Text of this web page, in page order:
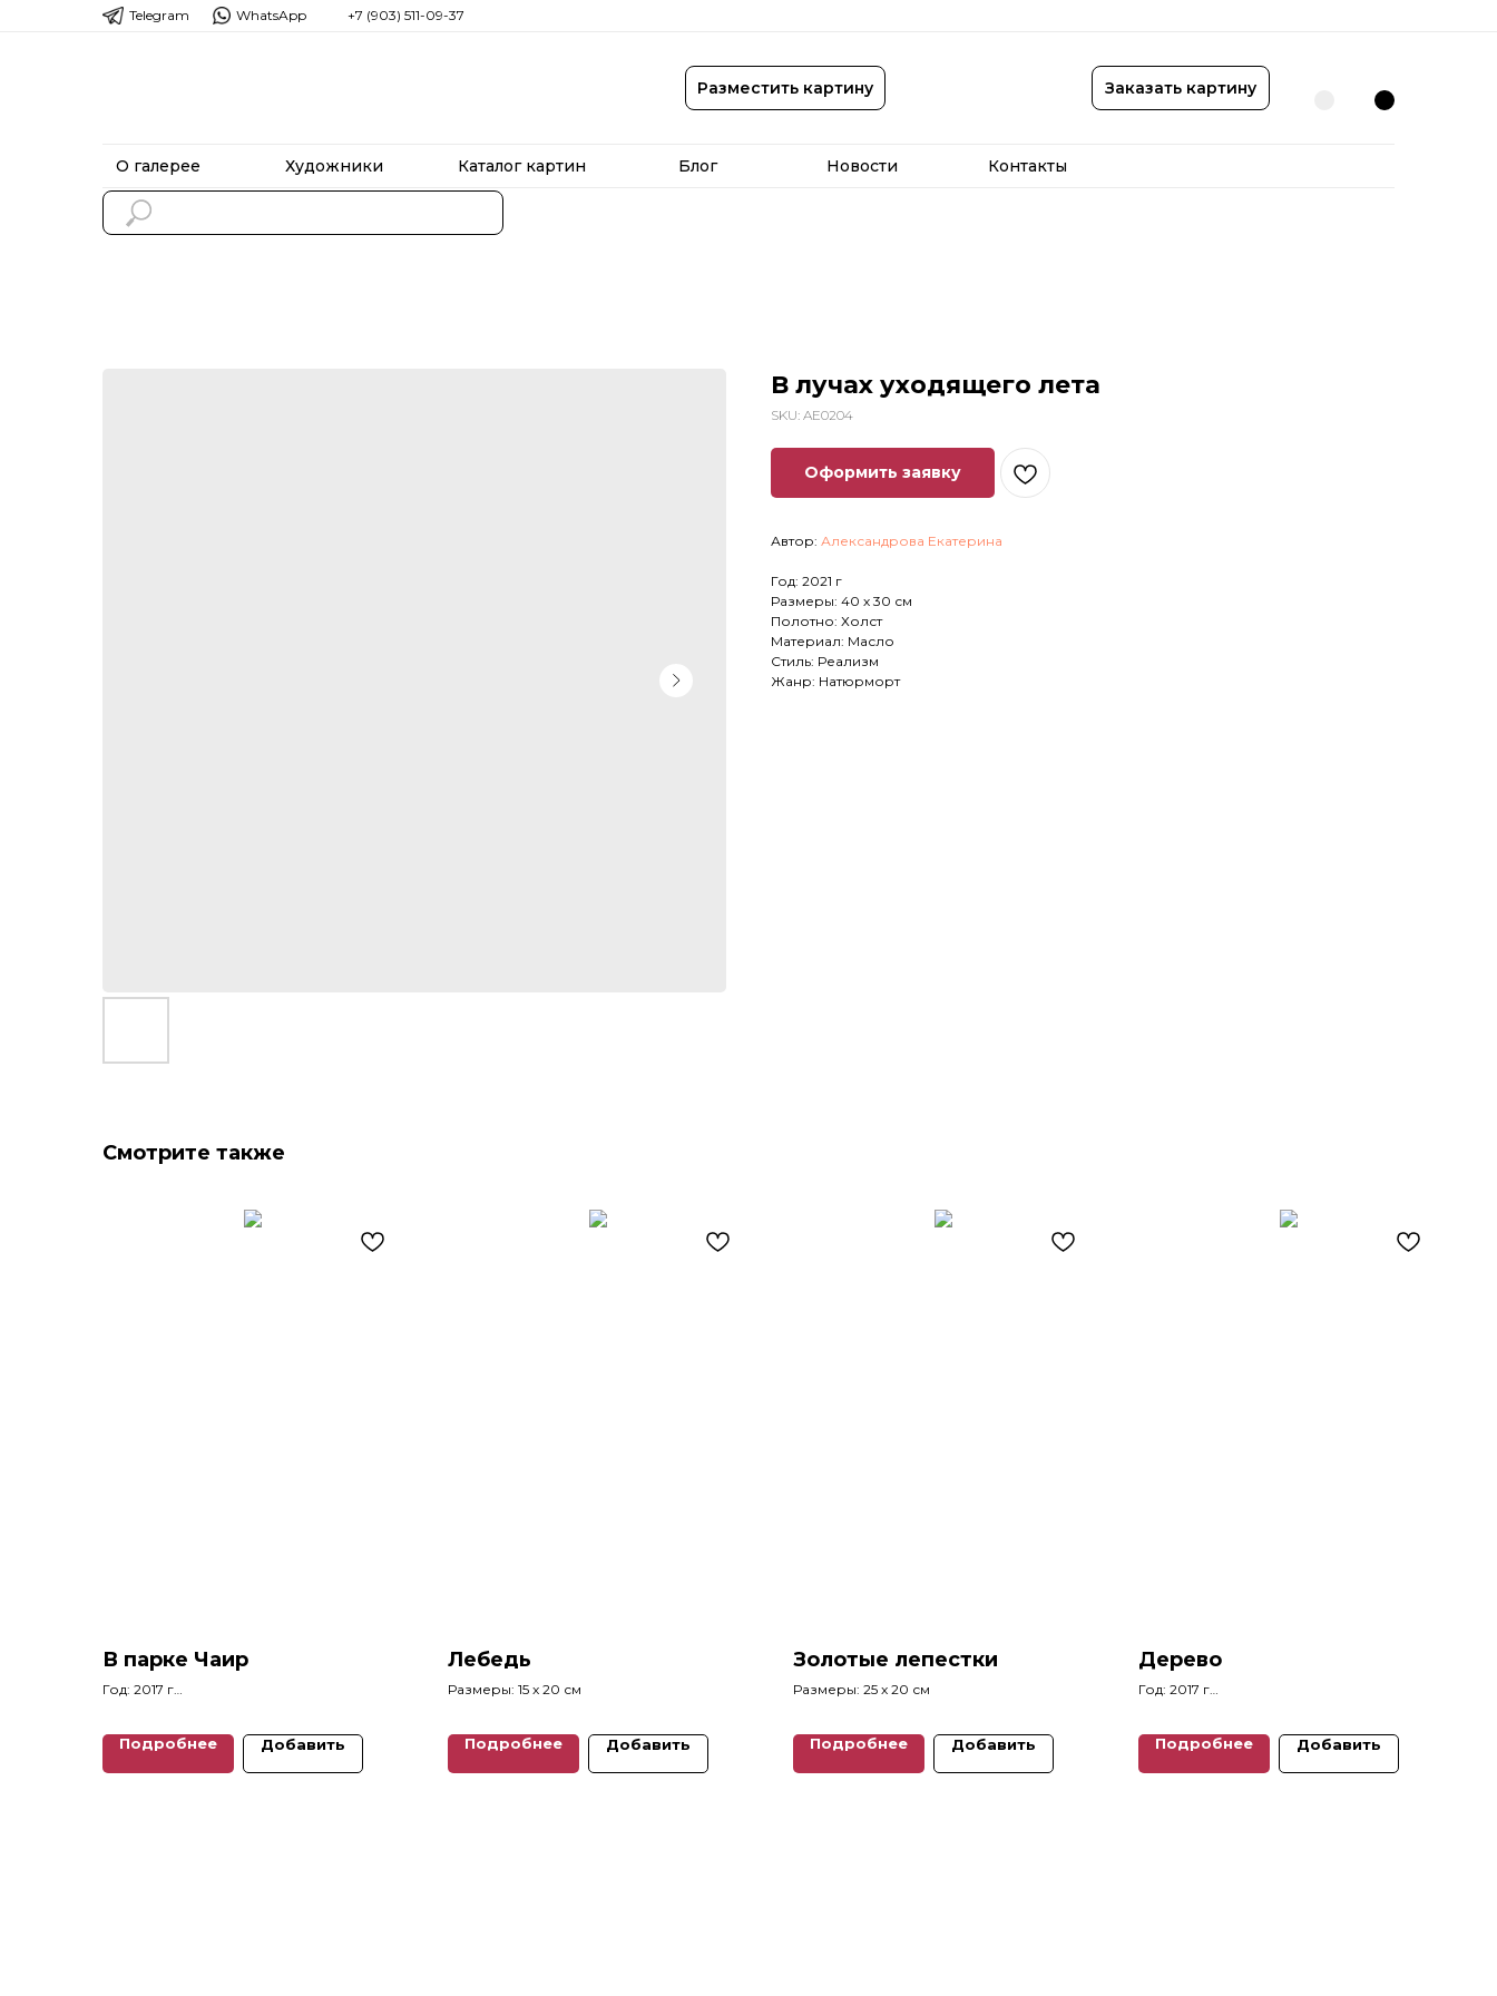
Разместить картину Заказать картину
Контакты
Новости
Блог
Каталог картин
Художники
О галерее
Telegram WhatsApp +7 (903) 511-09-37
Художники
О галерее
В лучах уходящего лета
SKU: AE0204
Оформить заявку
Автор: Александрова Екатерина
Год: 2021 г
Размеры: 40 х 30 см
Полотно: Холст
Материал: Масло
Стиль: Реализм
Жанр: Натюрморт
Смотрите также
В парке Чаир
Год: 2017 г
Подробнее Добавить
Лебедь
Размеры: 15 x 20 см
Подробнее Добавить
Золотые лепестки
Размеры: 25 x 20 см
Подробнее Добавить
Дерево
Год: 2017 г
Подробнее Добавить